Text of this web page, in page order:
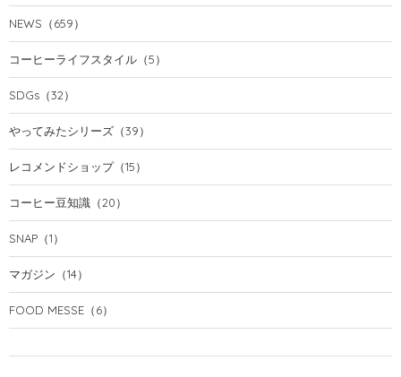
NEWS （659）
コーヒーライフスタイル （5）
SDGs （32）
やってみたシリーズ （39）
レコメンドショップ（15）
コーヒー豆知識 （20）
SNAP （1）
マガジン （14）
FOOD MESSE （6）